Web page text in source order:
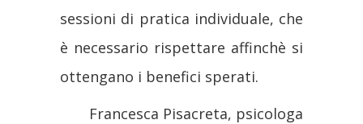
sessioni di pratica individuale, che
è necessario rispettare affinchè si
ottengano i benefici sperati.
Francesca Pisacreta, psicologa